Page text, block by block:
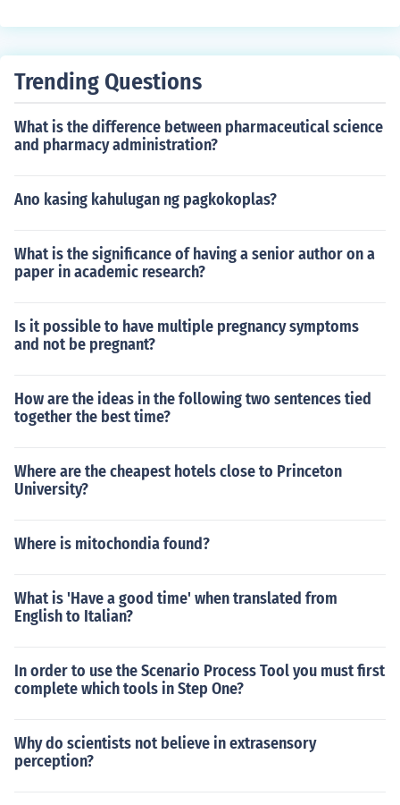
ed Nations noong 1945.
Trending Questions
What is the difference between pharmaceutical science
and pharmacy administration?
Ano kasing kahulugan ng pagkokoplas?
What is the significance of having a senior author on a
paper in academic research?
Is it possible to have multiple pregnancy symptoms
and not be pregnant?
How are the ideas in the following two sentences tied
together the best time?
Where are the cheapest hotels close to Princeton
University?
Where is mitochondia found?
What is 'Have a good time' when translated from
English to Italian?
In order to use the Scenario Process Tool you must first
complete which tools in Step One?
Why do scientists not believe in extrasensory
perception?